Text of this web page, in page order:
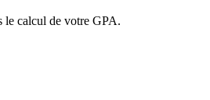
le calcul de votre GPA.